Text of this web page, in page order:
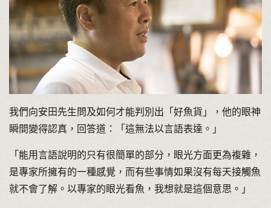
我們向安田先生問及如何才能判別出「好魚貨」，他的眼神
瞬間變得認真，回答道：「這無法以言語表達。」
「能用言語說明的只有很簡單的部分，眼光方面更為複雜，
是專家所擁有的一種感覺，而有些事情如果沒有每天接觸魚
就不會了解。以專家的眼光看魚，我想就是這個意思。」